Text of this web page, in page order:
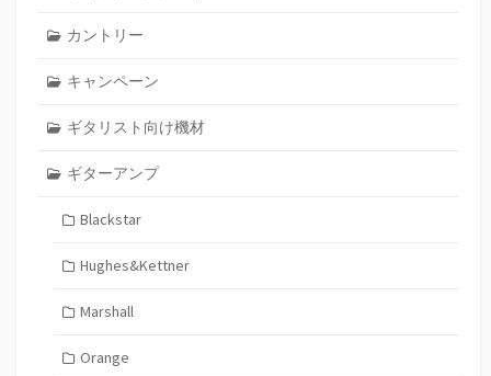
カントリー
キャンペーン
ギタリスト向け機材
ギターアンプ
Blackstar
Hughes&Kettner
Marshall
Orange